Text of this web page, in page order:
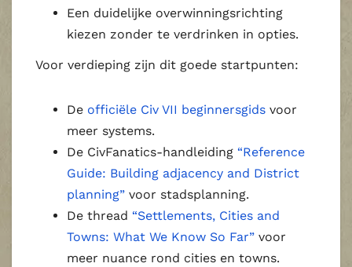
Een duidelijke overwinningsrichting
kiezen zonder te verdrinken in opties.
Voor verdieping zijn dit goede startpunten:
De officiële Civ VII beginnersgids voor
meer systems.
De CivFanatics‑handleiding “Reference
Guide: Building adjacency and District
planning” voor stadsplanning.
De thread “Settlements, Cities and
Towns: What We Know So Far” voor
meer nuance rond cities en towns.